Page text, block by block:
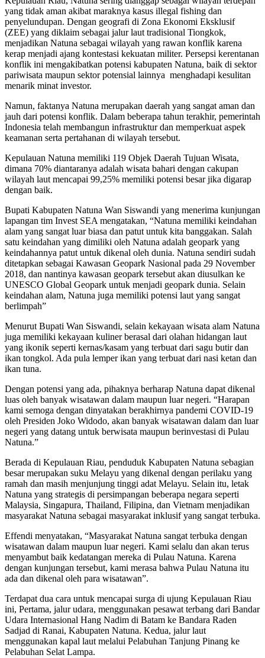
yang tidak aman akibat maraknya kasus illegal fishing dan
penyelundupan. Dengan geografi di Zona Ekonomi Eksklusif
(ZEE) yang diklaim sebagai jalur laut tradisional Tiongkok,
menjadikan Natuna sebagai wilayah yang rawan konflik karena
kerap menjadi ajang kontestasi kekuatan militer. Persepsi kerentanan
konflik ini mengakibatkan potensi kabupaten Natuna, baik di sektor
pariwisata maupun sektor potensial lainnya menghadapi kesulitan
menarik minat investor.
Namun, faktanya Natuna merupakan daerah yang sangat aman dan
jauh dari potensi konflik. Dalam beberapa tahun terakhir, pemerintah
Indonesia telah membangun infrastruktur dan memperkuat aspek
keamanan serta pertahanan di wilayah tersebut.
Kepulauan Natuna memiliki 119 Objek Daerah Tujuan Wisata,
dimana 70% diantaranya adalah wisata bahari dengan cakupan
wilayah laut mencapai 99,25% memiliki potensi besar jika digarap
dengan baik.
Bupati Kabupaten Natuna Wan Siswandi yang menerima kunjungan
lapangan tim Invest SEA mengatakan, “Natuna memiliki keindahan
alam yang sangat luar biasa dan patut untuk kita banggakan. Salah
satu keindahan yang dimiliki oleh Natuna adalah geopark yang
keindahannya patut untuk dikenal oleh dunia. Natuna sendiri sudah
ditetapkan sebagai Kawasan Geopark Nasional pada 29 November
2018, dan nantinya kawasan geopark tersebut akan diusulkan ke
UNESCO Global Geopark untuk menjadi geopark dunia. Selain
keindahan alam, Natuna juga memiliki potensi laut yang sangat
berlimpah”
Menurut Bupati Wan Siswandi, selain kekayaan wisata alam Natuna
juga memiliki kekayaan kuliner berasal dari olahan hidangan laut
yang ikonik seperti kernas/kasam yang terbuat dari sagu butir dan
ikan tongkol. Ada pula lemper ikan yang terbuat dari nasi ketan dan
ikan tuna.
Dengan potensi yang ada, pihaknya berharap Natuna dapat dikenal
luas oleh banyak wisatawan dalam maupun luar negeri. “Harapan
kami semoga dengan dinyatakan berakhirnya pandemi COVID-19
oleh Presiden Joko Widodo, akan banyak wisatawan dalam dan luar
negeri yang datang untuk berwisata maupun berinvestasi di Pulau
Natuna.”
Berada di Kepulauan Riau, penduduk Kabupaten Natuna sebagian
besar merupakan suku Melayu yang dikenal dengan perilaku yang
ramah dan masih menjunjung tinggi adat Melayu. Selain itu, letak
Natuna yang strategis di persimpangan beberapa negara seperti
Malaysia, Singapura, Thailand, Filipina, dan Vietnam menjadikan
masyarakat Natuna sebagai masyarakat inklusif yang sangat terbuka.
Effendi menyatakan, “Masyarakat Natuna sangat terbuka dengan
wisatawan dalam maupun luar negeri. Kami selalu dan akan terus
menyambut baik kedatangan mereka di Pulau Natuna. Karena
dengan kunjungan tersebut, kami merasa bahwa Pulau Natuna itu
ada dan dikenal oleh para wisatawan”.
Terdapat dua cara untuk mencapai surga di ujung Kepulauan Riau
ini, Pertama, jalur udara, menggunakan pesawat terbang dari Bandar
Udara Internasional Hang Nadim di Batam ke Bandara Raden
Sadjad di Ranai, Kabupaten Natuna. Kedua, jalur laut
menggunakan kapal laut melalui Pelabuhan Tanjung Pinang ke
Pelabuhan Selat Lampa.